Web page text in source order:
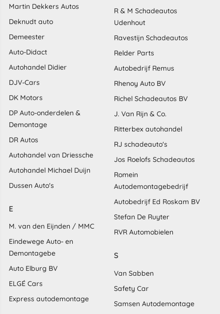
Martin Dekkers Autos
Deknudt auto
Demeester
Auto-Didact
Autohandel Didier
DJV-Cars
DK Motors
DP Auto-onderdelen &
Demontage
DR Autos
Autohandel van Driessche
Autohandel Michael Duijn
Dussen Auto's
E
M. van den Eijnden / MMC
Eindewege Auto- en
Demontagebe
Auto Elburg BV
ELGÉ Cars
Express autodemontage
R & M Schadeautos
Udenhout
Ravestijn Schadeautos
Relder Parts
Autobedrijf Remus
Rhenoy Auto BV
Richel Schadeautos BV
J. Van Rijn & Co.
Ritterbex autohandel
RJ schadeauto's
Jos Roelofs Schadeautos
Romein
Autodemontagebedrijf
Autobedrijf Ed Roskam BV
Stefan De Ruyter
RVR Automobielen
S
Van Sabben
Safety Car
Samsen Autodemontage